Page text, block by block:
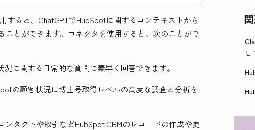
すると、ChatGPTでHubSpotに関するコンテキストから
ことができます。コネクタを使用すると、次のことがで
に関する日常的な質問に素早く回答できます。
の顧客状況に博士号取得レベルの高度な調査と分析を
ンタクトや取引などHubSpot CRMのレコードの作成や更
し